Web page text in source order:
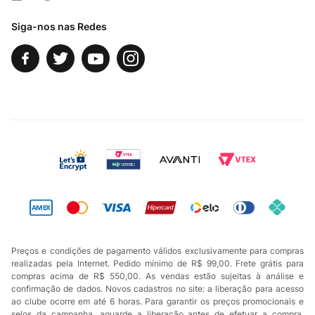
Siga-nos nas Redes
Fale Conosco
Preços e condições de pagamento válidos exclusivamente para compras
realizadas pela Internet. Pedido mínimo de R$ 99,00. Frete grátis para
compras acima de R$ 550,00. As vendas estão sujeitas à análise e
confirmação de dados. Novos cadastros no site: a liberação para acesso
ao clube ocorre em até 6 horas. Para garantir os preços promocionais e